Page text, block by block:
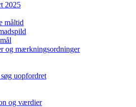
2025
måltid
og mærkningsordninger
uopfordret
og værdier